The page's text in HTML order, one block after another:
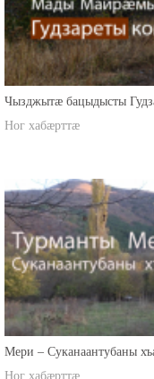
Чызджытæ бацыдысты
Ног хабæрттæ
Мери – Суканаантубаны
Ног хабæрттæ